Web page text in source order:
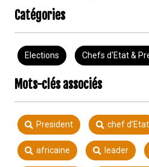
Catégories
Elections Chefs d'Etat &
Mots-clés associés
President chef d’Etat
africaine leader